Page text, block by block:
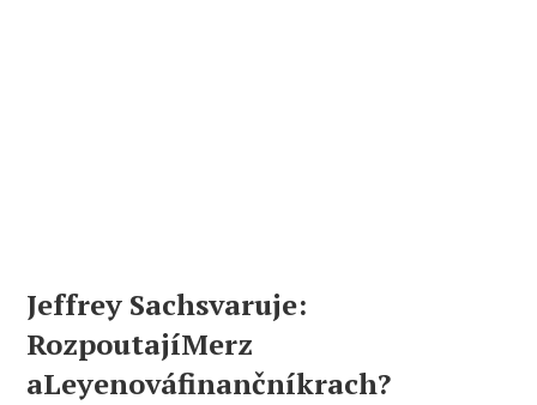
Jeffrey Sachsvaruje:
RozpoutajíMerz
aLeyenováfinančníkrach?